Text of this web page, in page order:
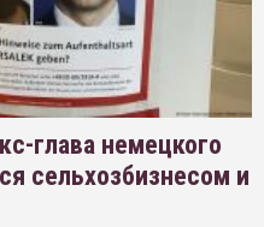
глава немецкого
сельхозбизнесом и